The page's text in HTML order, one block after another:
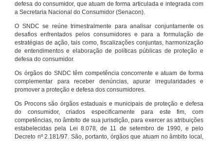
defesa do consumidor, que atuam de forma articulada e integrada com
a Secretaria Nacional do Consumidor (Senacon).
O SNDC se reúne trimestralmente para analisar conjuntamente os
desafios enfrentados pelos consumidores e para a formulação de
estratégias de ação, tais como, fiscalizações conjuntas, harmonização
de entendimentos e elaboração de políticas públicas de proteção e
defesa do consumidor.
Os órgãos do SNDC têm competência concorrente e atuam de forma
complementar para receber denúncias, apurar irregularidades e
promover a proteção e defesa dos consumidores.
Os Procons são órgãos estaduais e municipais de proteção e defesa
do consumidor, criados especificamente para este fim, com
competências, no âmbito de sua jurisdição, para exercer as atribuições
estabelecidas pela Lei 8.078, de 11 de setembro de 1990, e pelo
Decreto nº 2.181/97. São, portanto, órgãos que atuam no âmbito local,